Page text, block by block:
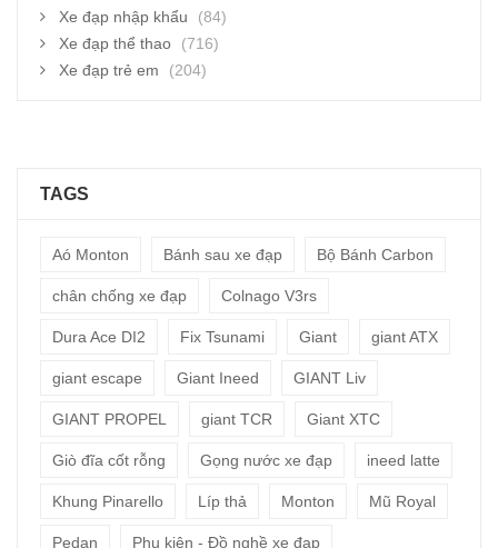
Xe đạp nhập khẩu
(84)
Xe đạp thể thao
(716)
Xe đạp trẻ em
(204)
TAGS
Aó Monton Bánh sau xe đạp Bộ Bánh Carbon
chân chống xe đạp Colnago V3rs
Dura Ace DI2 Fix Tsunami Giant giant ATX
giant escape Giant Ineed GIANT Liv
GIANT PROPEL giant TCR Giant XTC
Giò đĩa cốt rỗng Gọng nước xe đạp ineed latte
Khung Pinarello Líp thả Monton Mũ Royal
Pedan Phụ kiện - Đồ nghề xe đạp